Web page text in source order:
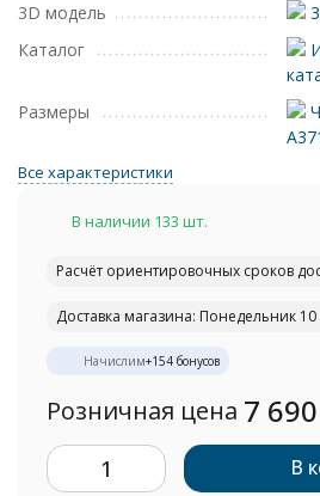
3D модель
Каталог
Размеры
Все характеристики
В наличии 133 шт.
Расчёт ориентировочных сроков
Доставка магазина: Понедельник 10
Начислим+154 бонусов
Розничная цена 7 690
В